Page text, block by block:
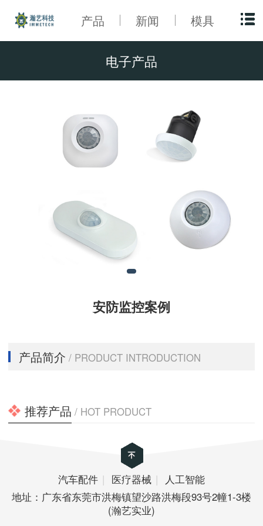
产品 新闻 模具
电子产品
安防监控案例
产品简介/ PRODUCT INTRODUCTION
推荐产品 / HOT PRODUCT
汽车配件 | 医疗器械 |
人工智能
地址：广东省东莞市洪梅镇望沙路洪梅段93号2幢1-3楼
(瀚艺实业)